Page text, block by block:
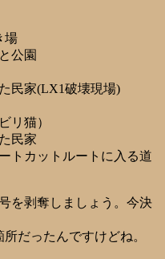
場
公園
民家(LX1破壊現場)
リ猫）
民家
トカットルートに入る道
を剥奪しましょう。今決
だったんですけどね。